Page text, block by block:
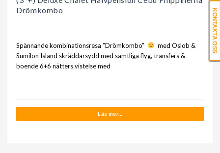
Drömkombo
Spännande kombinationsresa ”Drömkombo”
med Oslob &
Sumilon Island skräddarsydd med samtliga flyg, transfers &
boende 6+6 nätters vistelse med
Läs mer...
KONTAKTA OSS